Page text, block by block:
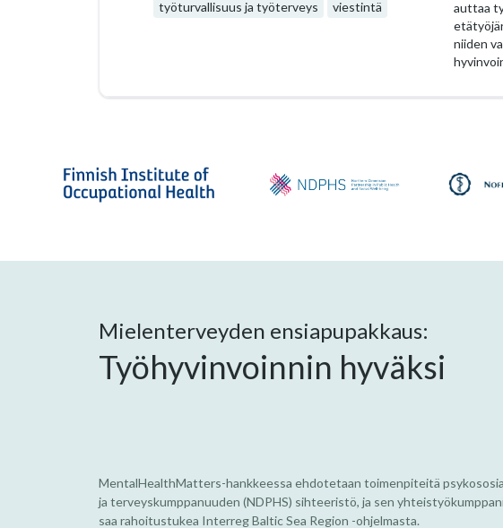
työturvallisuus ja työterveys
viestintä
auttaa
niiden
Mielenterveyden ensiapupakkaus:
Työhyvinvoinnin hyväksi
MentalHealthMatters-hankkeessa ehdotetaan toimenpiteitä
ja terveyskumppanuuden (NDPHS) sihteeristö, ja sen
saa rahoitustukea Interreg Baltic Sea Region -ohjelmasta.